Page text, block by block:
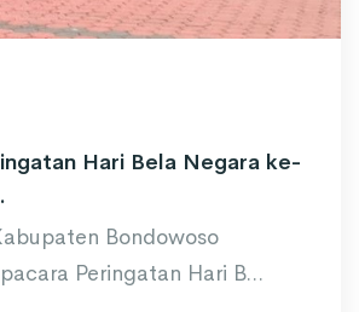
Hari Bela Negara ke-
Bondowoso
Peringatan Hari B...